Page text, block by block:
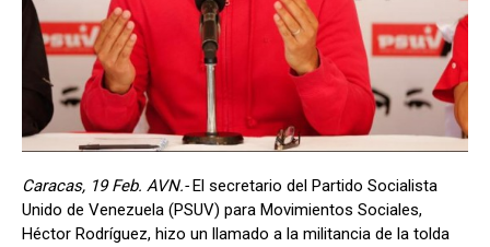
Caracas, 19 Feb. AVN.- El secretario del Partido Socialista
Unido de Venezuela (PSUV) para Movimientos Sociales,
Héctor Rodríguez, hizo un llamado a la militancia de la tolda